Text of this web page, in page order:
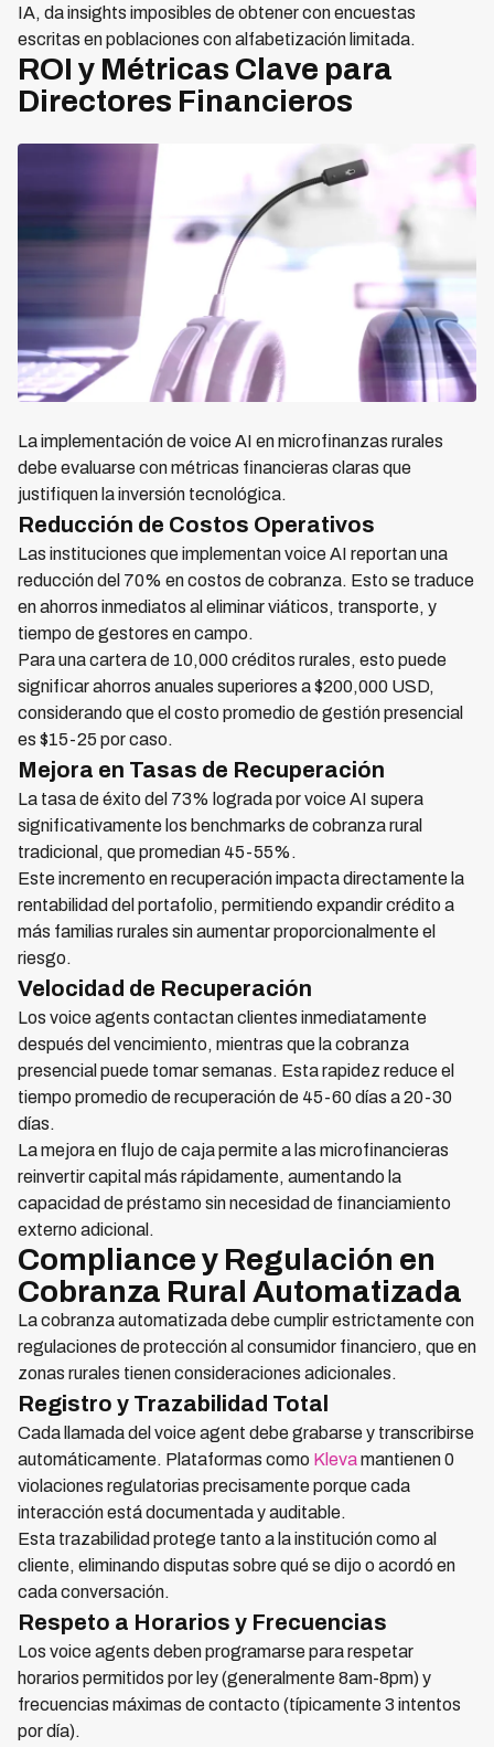
IA, da insights imposibles de obtener con encuestas
escritas en poblaciones con alfabetización limitada.
ROI y Métricas Clave para
Directores Financieros
La implementación de voice AI en microfinanzas rurales
debe evaluarse con métricas financieras claras que
justifiquen la inversión tecnológica.
Reducción de Costos Operativos
Las instituciones que implementan voice AI reportan una
reducción del 70% en costos de cobranza. Esto se traduce
en ahorros inmediatos al eliminar viáticos, transporte, y
tiempo de gestores en campo.
Para una cartera de 10,000 créditos rurales, esto puede
significar ahorros anuales superiores a $200,000 USD,
considerando que el costo promedio de gestión presencial
es $15-25 por caso.
Mejora en Tasas de Recuperación
La tasa de éxito del 73% lograda por voice AI supera
significativamente los benchmarks de cobranza rural
tradicional, que promedian 45-55%.
Este incremento en recuperación impacta directamente la
rentabilidad del portafolio, permitiendo expandir crédito a
más familias rurales sin aumentar proporcionalmente el
riesgo.
Velocidad de Recuperación
Los voice agents contactan clientes inmediatamente
después del vencimiento, mientras que la cobranza
presencial puede tomar semanas. Esta rapidez reduce el
tiempo promedio de recuperación de 45-60 días a 20-30
días.
La mejora en flujo de caja permite a las microfinancieras
reinvertir capital más rápidamente, aumentando la
capacidad de préstamo sin necesidad de financiamiento
externo adicional.
Compliance y Regulación en
Cobranza Rural Automatizada
La cobranza automatizada debe cumplir estrictamente con
regulaciones de protección al consumidor financiero, que en
zonas rurales tienen consideraciones adicionales.
Registro y Trazabilidad Total
Cada llamada del voice agent debe grabarse y transcribirse
automáticamente. Plataformas como Klevamantienen 0
violaciones regulatorias precisamente porque cada
interacción está documentada y auditable.
Esta trazabilidad protege tanto a la institución como al
cliente, eliminando disputas sobre qué se dijo o acordó en
cada conversación.
Respeto a Horarios y Frecuencias
Los voice agents deben programarse para respetar
horarios permitidos por ley (generalmente 8am-8pm) y
frecuencias máximas de contacto (típicamente 3 intentos
por día).